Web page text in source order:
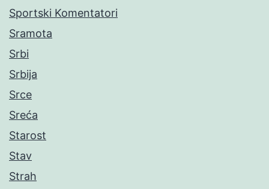
Sportski Komentatori
Sramota
Srbi
Srbija
Srce
Sreća
Starost
Stav
Strah